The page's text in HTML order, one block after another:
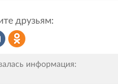
друзьям:
информация: